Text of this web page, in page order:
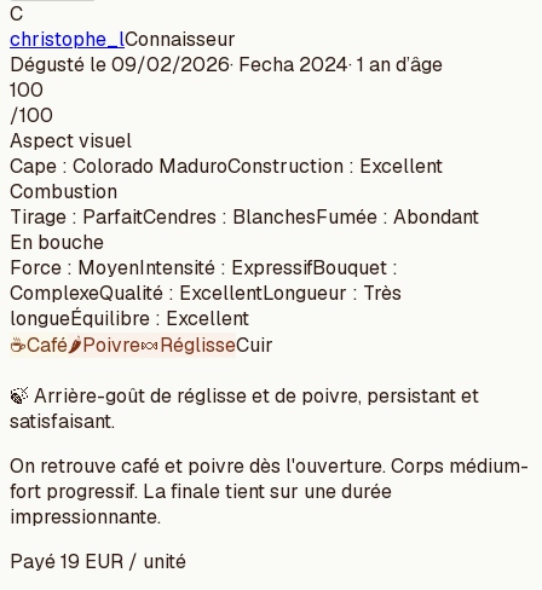
C
christophe_lConnaisseur
Dégusté le09/02/2026· Fecha 2024·1 and’âge
100
/100
Aspect visuel
Cape : Colorado MaduroConstruction : Excellent
Combustion
Tirage : ParfaitCendres : BlanchesFumée : Abondant
En bouche
Force : MoyenIntensité : ExpressifBouquet :
ComplexeQualité : ExcellentLongueur : Très
longueÉquilibre : Excellent
☕Café🌶️Poivre🍬RéglisseCuir
🍃 Arrière-goût de réglisse et de poivre, persistant et
satisfaisant.
On retrouve café et poivre dès l'ouverture. Corps médium-
fort progressif. La finale tient sur une durée
impressionnante.
Payé19 EUR / unité